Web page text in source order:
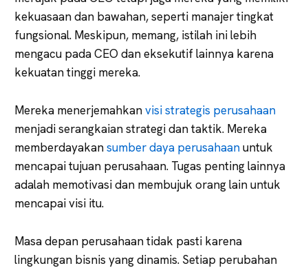
kekuasaan dan bawahan, seperti manajer tingkat
fungsional. Meskipun, memang, istilah ini lebih
mengacu pada CEO dan eksekutif lainnya karena
kekuatan tinggi mereka.
Mereka menerjemahkanvisi strategis perusahaan
menjadi serangkaian strategi dan taktik. Mereka
memberdayakansumber daya perusahaanuntuk
mencapai tujuan perusahaan. Tugas penting lainnya
adalah memotivasi dan membujuk orang lain untuk
mencapai visi itu.
Masa depan perusahaan tidak pasti karena
lingkungan bisnis yang dinamis. Setiap perubahan